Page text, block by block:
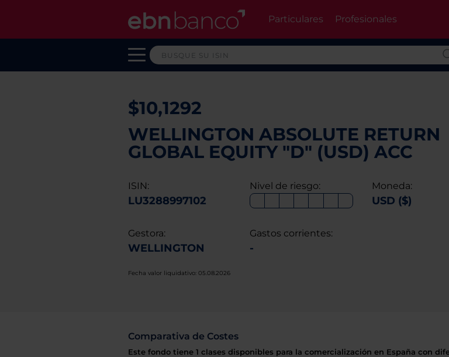
Particulares Profesionales
$10,1292
WELLINGTON ABSOLUTE RETURN
GLOBAL EQUITY "D" (USD) ACC
ISIN:
LU3288997102
Nivel de riesgo: Moneda:
USD ($)
Gestora:
WELLINGTON
Gastos corrientes:
-
Fecha valor liquidativo: 05.08.2026
Comparativa de Costes
Este fondo tiene 1 clases disponibles para la comercialización en España con